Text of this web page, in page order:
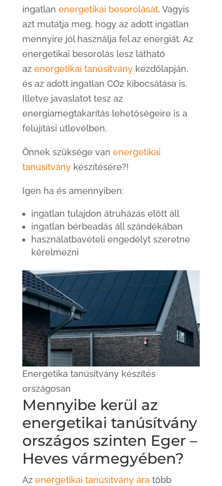
ingatlan energetikai besorolását. Vagyis
azt mutatja meg, hogy az adott ingatlan
mennyire jól használja fel az energiát. Az
energetikai besorolás lesz látható
az energetikai tanúsítványkezdőlapján,
és az adott ingatlan CO2 kibocsátása is.
Illetve javaslatot tesz az
energiamegtakarítás lehetőségeire is a
felújítási útlevélben.
Önnek szüksége van energetikai
tanúsítványkészítésére?!
Igen ha és amennyiben:
ingatlan tulajdon átruházás előtt áll
ingatlan bérbeadás áll szándékában
használatbavételi engedélyt szeretne
kérelmezni
Energetika tanúsítvány készítés
országosan
Mennyibe kerül az
energetikai tanúsítvány
országos szinten Eger –
Heves vármegyében?
Az energetikai tanúsítvány ára több